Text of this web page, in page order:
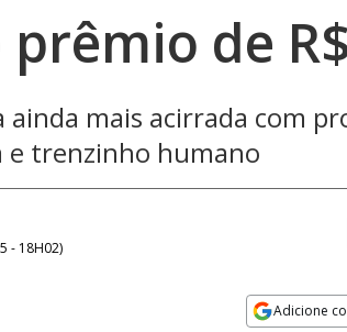
de
mais acirrada com
e trenzinho humano
- 18H02)
Adicione